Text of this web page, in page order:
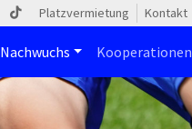
Platzvermietung Kontakt
Nachwuchs Kooperationen